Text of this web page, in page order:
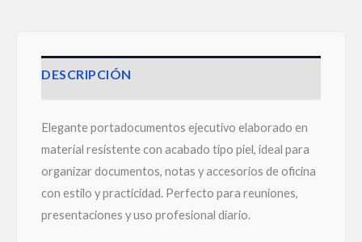
DESCRIPCIÓN
Elegante portadocumentos ejecutivo elaborado en
material resistente con acabado tipo piel, ideal para
organizar documentos, notas y accesorios de oficina
con estilo y practicidad. Perfecto para reuniones,
presentaciones y uso profesional diario.